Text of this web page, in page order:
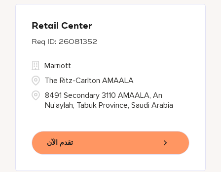
Retail Center
26081352
8491 Secondary 3110 AMAALA, An
Nu'aylah, Tabuk Province, Saudi Arabia
Marriott
The Ritz-Carlton AMAALA
تقدم الآن